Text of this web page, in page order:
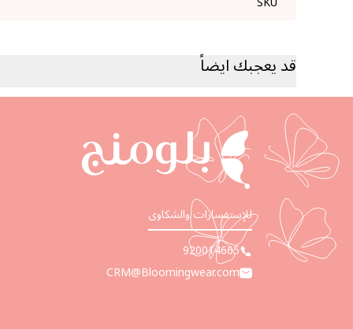
قد يعجبك ايضاً
للإستفسارات والشكاوى
920014665
CRM@Bloomingwear.com